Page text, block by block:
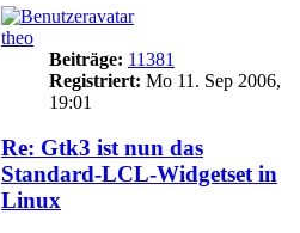
theo
Beiträge: 11381
Registriert: Mo 11. Sep 2006,
19:01
Re: Gtk3 ist nun das
Standard-LCL-Widgetset in
Linux